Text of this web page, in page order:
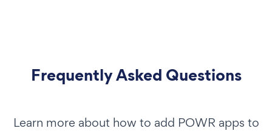
Frequently Asked Questions
Learn more about how to add POWR apps to